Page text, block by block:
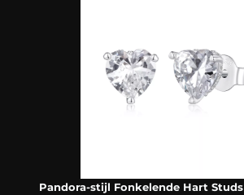
Pandora-stijl Fonkelende Hart Studs